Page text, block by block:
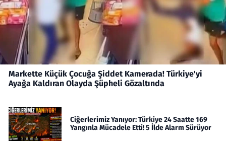
Markette Küçük Çocuğa Şiddet Kamerada! Türkiye'yi
Ayağa Kaldıran Olayda Şüpheli Gözaltında
Ciğerlerimiz Yanıyor: Türkiye 24 Saatte 169
Yangınla Mücadele Etti! 5 İlde Alarm Sürüyor